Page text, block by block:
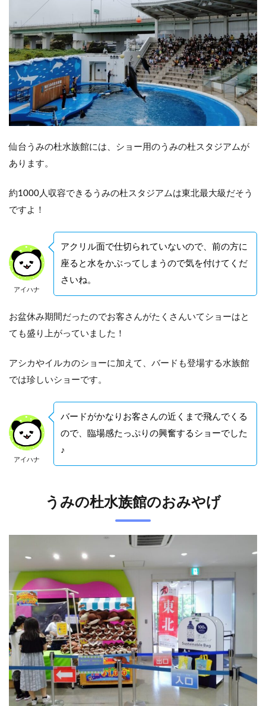
仙台うみの杜水族館には、ショー用のうみの杜スタジアムが
あります。
約1000人収容できるうみの杜スタジアムは東北最大級だそう
ですよ！
アイハナ
アクリル面で仕切られていないので、前の方に
座ると水をかぶってしまうので気を付けてくだ
さいね。
お盆休み期間だったのでお客さんがたくさんいてショーはと
ても盛り上がっていました！
アシカやイルカのショーに加えて、バードも登場する水族館
では珍しいショーです。
アイハナ
バードがかなりお客さんの近くまで飛んでくる
ので、臨場感たっぷりの興奮するショーでした
♪
うみの杜水族館のおみやげ